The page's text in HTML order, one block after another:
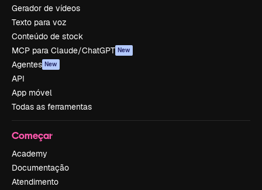
Gerador de vídeos
Texto para voz
Conteúdo de stock
MCP para Claude/ChatGPT New
Agentes New
API
App móvel
Todas as ferramentas
Começar
Academy
Documentação
Atendimento